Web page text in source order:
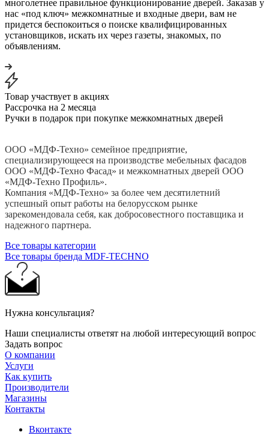
многолетнее правильное функционирование дверей. Заказав у
нас «под ключ» межкомнатные и входные двери, вам не
придется беспокоиться о поиске квалифицированных
установщиков, искать их через газеты, знакомых, по
объявлениям.
Товар участвует в акциях
Рассрочка на 2 месяца
Ручки в подарок при покупке межкомнатных дверей
ООО «МДФ-Техно» семейное предприятие,
специализирующееся на производстве мебельных фасадов
ООО «МДФ-Техно Фасад» и межкомнатных дверей ООО
«МДФ-Техно Профиль».
Компания «МДФ-Техно» за более чем десятилетний
успешный опыт работы на белорусском рынке
зарекомендовала себя, как добросовестного поставщика и
надежного партнера.
Все товары категории
Все товары бренда MDF-TECHNO
Нужна консультация?
Наши специалисты ответят на любой интересующий вопрос
Задать вопрос
О компании
Услуги
Как купить
Производители
Магазины
Контакты
Вконтакте